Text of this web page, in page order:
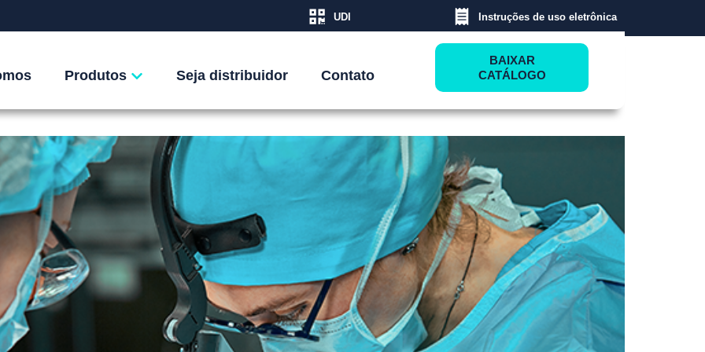
UDI Instruções de uso eletrônica
Produtos Seja distribuidor Contato
BAIXAR
CATÁLOGO
para Redução de Custos e Otimização de